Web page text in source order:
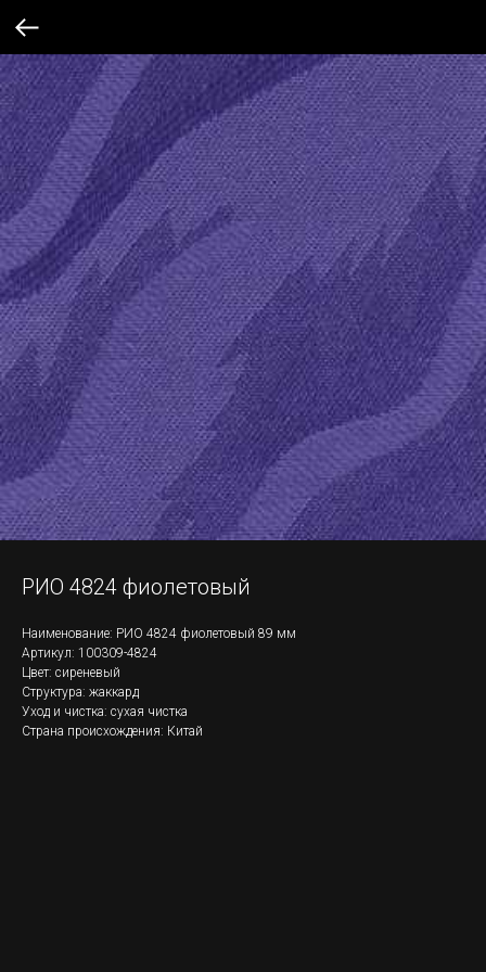
РИО 4824 фиолетовый
Наименование: РИО 4824 фиолетовый 89 мм
Артикул: 100309-4824
Цвет: сиреневый
Структура: жаккард
Уход и чистка: сухая чистка
Страна происхождения: Китай